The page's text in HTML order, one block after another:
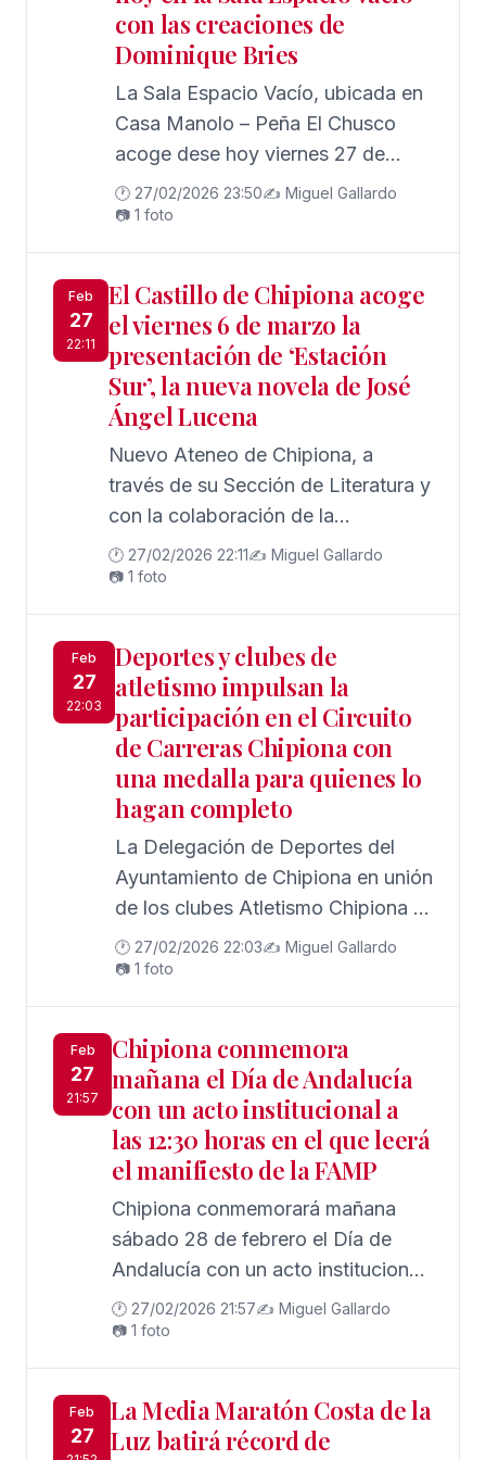
con las creaciones de
Dominique Bries
La Sala Espacio Vacío, ubicada en
Casa Manolo – Peña El Chusco
acoge dese hoy viernes 27 de
febrero una nueva propuesta
expositiva con obras del artista de
🕐 27/02/2026 23:50✍️ Miguel Gallardo
📷 1 foto
Feb
27
22:11
El Castillo de Chipiona acoge
el viernes 6 de marzo la
presentación de ‘Estación
Sur’, la nueva novela de José
Ángel Lucena
Nuevo Ateneo de Chipiona, a
través de su Sección de Literatura y
con la colaboración de la
Delegación de Cultura del
Ayuntamiento de Chipiona, ha
marzo el acto de la presentación
del libro ‘Estación Sur’, obra de
José Ángel Lucena
🕐 27/02/2026 22:11✍️ Miguel Gallardo
📷 1 foto
Feb
27
22:03
Deportes y clubes de
atletismo impulsan la
participación en el Circuito
de Carreras Chipiona con
una medalla para quienes lo
hagan completo
La Delegación de Deportes del
Ayuntamiento de Chipiona en unión
de los clubes Atletismo Chipiona y
Atletismo Correplayas han puesto
en marcha una iniciativa para
que consta de siete pruebas.
🕐 27/02/2026 22:03✍️ Miguel Gallardo
📷 1 foto
Feb
27
21:57
Chipiona conmemora
mañana el Día de Andalucía
con un acto institucional a
las 12:30 horas en el que leerá
el manifiesto de la FAMP
Chipiona conmemorará mañana
sábado 28 de febrero el Día de
Andalucía con un acto institucional
que tendrá lugar a las 12:30 horas
en la plaza de Andalucía.
🕐 27/02/2026 21:57✍️ Miguel Gallardo
📷 1 foto
Feb
27
La Media Maratón Costa de la
Luz batirá récord de